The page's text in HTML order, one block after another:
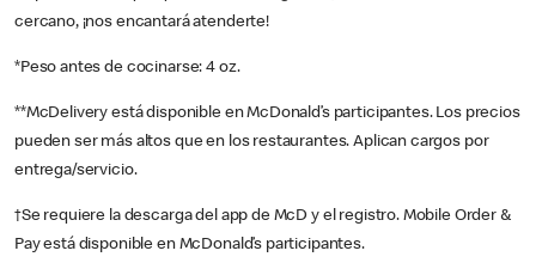
cercano, ¡nos encantará atenderte!
*Peso antes de cocinarse: 4 oz.
**McDelivery está disponible en McDonald’s participantes. Los precios
pueden ser más altos que en los restaurantes. Aplican cargos por
entrega/servicio.
†Se requiere la descarga del app de McD y el registro. Mobile Order &
Pay está disponible en McDonald’s participantes.